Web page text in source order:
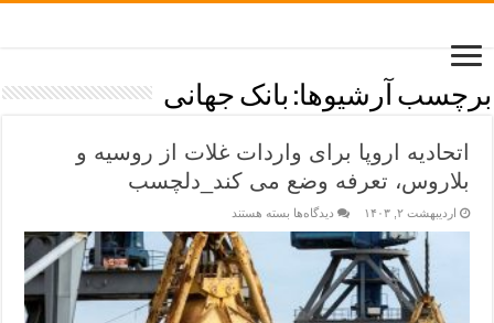
برچسب آرشیوها: بانک جهانی
اتحادیه اروپا برای واردات غلات از روسیه و
بلاروس، تعرفه وضع می کند_دلچسب
اردیبهشت ۲, ۱۴۰۳ دیدگاه‌ها بسته هستند